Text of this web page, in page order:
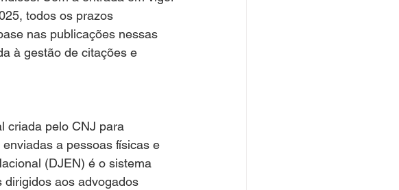
todos os prazos
nas publicações nessas
à gestão de citações e
criada pelo CNJ para
a pessoas físicas e
(DJEN) é o sistema
aos advogados